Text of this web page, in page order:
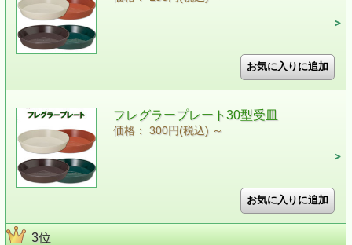
フレグラープレート30型受皿
価格： 300円(税込) ～
3位